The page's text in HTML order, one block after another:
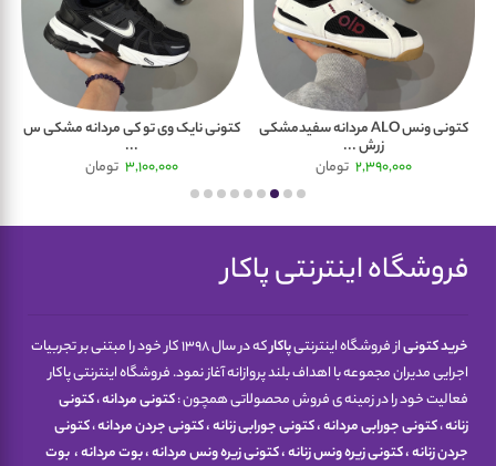
کتونی ونس ALO مردانه سفیدمشکی
زرش ...
2,390,000 تومان
کتونی نایک وی تو کی مردانه مشکی س
...
3,100,000 تومان
فروشگاه اینترنتی پاکار
خرید کتونیاز فروشگاه اینترنتیپاکار
که در سال 1398 کار خود را مبتنی بر تجربیات
اجرایی مدیران مجموعه با اهداف بلند پروازانه آغاز نمود. فروشگاه اینترنتی پاکار
فعالیت خود را در زمینه ی فروش محصولاتی همچون :کتونی مردانه،کتونی
زنانه،کتونی جورابی مردانه،کتونی جورابی زنانه،کتونی جردن مردانه،کتونی
جردن زنانه،کتونی زیره ونس زنانه،کتونی زیره ونس مردانه،بوت مردانه،بوت